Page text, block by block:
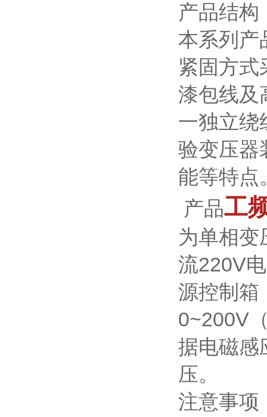
产品结构
本系列产
紧固方式
漆包线及
一独立绕
验变压器
能等特点
产品工
为单相变
流220V
源控制箱
0~200V
据电磁感
压。
注意事项